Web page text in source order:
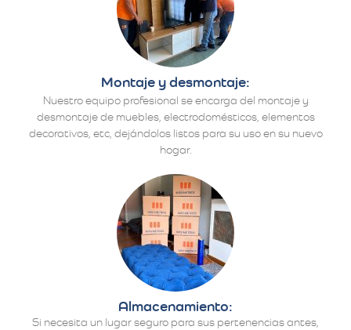
Montaje y desmontaje:
Nuestro equipo profesional se encarga del montaje y
desmontaje de muebles, electrodomésticos, elementos
decorativos, etc, dejándolos listos para su uso en su nuevo
hogar.
Almacenamiento:
Si necesita un lugar seguro para sus pertenencias antes,